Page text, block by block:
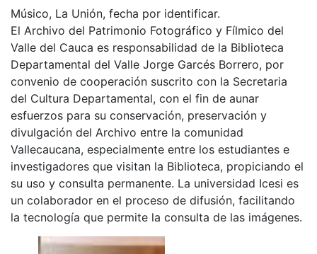
Músico, La Unión, fecha por identificar.
El Archivo del Patrimonio Fotográfico y Fílmico del
Valle del Cauca es responsabilidad de la Biblioteca
Departamental del Valle Jorge Garcés Borrero, por
convenio de cooperación suscrito con la Secretaria
del Cultura Departamental, con el fin de aunar
esfuerzos para su conservación, preservación y
divulgación del Archivo entre la comunidad
Vallecaucana, especialmente entre los estudiantes e
investigadores que visitan la Biblioteca, propiciando el
su uso y consulta permanente. La universidad Icesi es
un colaborador en el proceso de difusión, facilitando
la tecnología que permite la consulta de las imágenes.